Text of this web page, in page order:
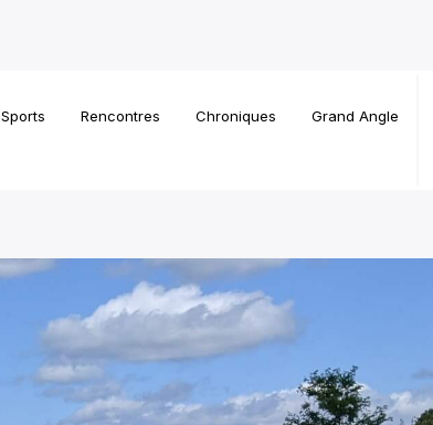
Sports Rencontres Chroniques Grand Angle